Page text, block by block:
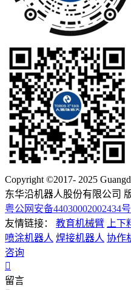
Copyright ©2017- 2025
东华沿机器人股份有限公司
粤公网安备44030002002434号
友情链接：
教育机械臂 上下
喷涂机器人 焊接机器人 协作
咨询
留言